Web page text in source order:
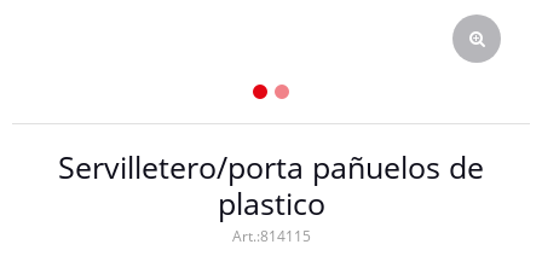
Servilletero/porta pañuelos de
plastico
814115